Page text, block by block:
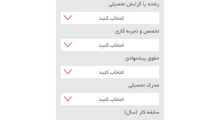
رشته یا گرایش تحصیلی
انتخاب کنید
تخصص و تجربه کاری
انتخاب کنید
حقوق پیشنهادی
انتخاب کنید
مدرک تحصیلی
انتخاب کنید
سابقه کار (سال)